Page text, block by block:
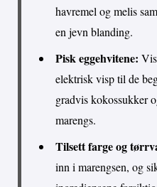
havremel og melis
en jevn blanding.
Pisk eggehvitene:
elektrisk visp til de
gradvis kokossukker
marengs.
Tilsett farge og
inn i marengsen, og